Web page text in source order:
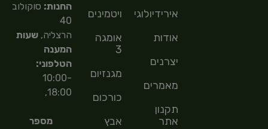
אירידיולוגיה
אודות
יצרנים
מאמרים
תקנון
אתר
ויטמינים
אומגה
3
מגנזיום
כורכום
אבץ
החנות: סוקולוב
40
הרצליה,שעות
המענה
הטלפוני:
10:00-
18:00,
מספר